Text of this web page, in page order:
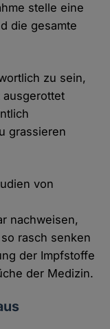
stelle eine
die gesamte
zu sein,
grassieren
von
nachweisen,
rasch senken
der Impfstoffe
der Medizin.